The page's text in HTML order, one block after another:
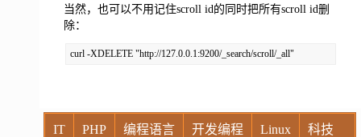
当然，也可以不用记住scroll id的同时把所有scroll id删
除：
curl -XDELETE "http://127.0.0.1:9200/_search/scroll/_all"
IT PHP 编程语言 开发编程 Linux 科技